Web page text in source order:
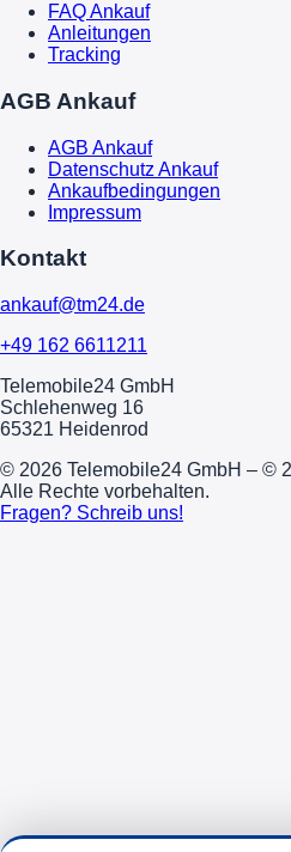
FAQ Ankauf
Anleitungen
Tracking
AGB Ankauf
AGB Ankauf
Datenschutz Ankauf
Ankaufbedingungen
Impressum
Kontakt
ankauf@tm24.de
+49 162 6611211
Telemobile24 GmbH
Schlehenweg 16
65321 Heidenrod
© 2026 Telemobile24 GmbH – ©
Alle Rechte vorbehalten.
Fragen? Schreib uns!